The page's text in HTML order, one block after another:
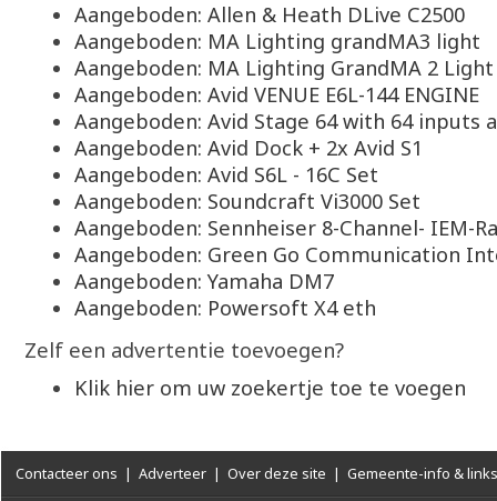
Aangeboden: Allen & Heath DLive C2500
Aangeboden: MA Lighting grandMA3 light
Aangeboden: MA Lighting GrandMA 2 Light
Aangeboden: Avid VENUE E6L-144 ENGINE
Aangeboden: Avid Stage 64 with 64 inputs
Aangeboden: Avid Dock + 2x Avid S1
Aangeboden: Avid S6L - 16C Set
Aangeboden: Soundcraft Vi3000 Set
Aangeboden: Sennheiser 8-Channel- IEM-
Aangeboden: Green Go Communication
Aangeboden: Yamaha DM7
Aangeboden: Powersoft X4 eth
Zelf een advertentie toevoegen?
Klik hier om uw zoekertje toe te voegen
Contacteer ons | Adverteer | Over deze site | Gemeente-info & links